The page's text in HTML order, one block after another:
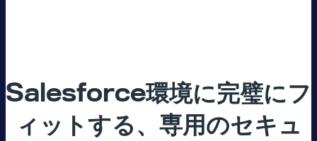
Salesforce環境に完璧にフ
ィットする、専用のセキュ